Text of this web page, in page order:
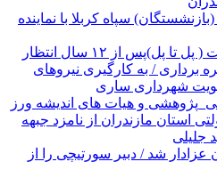
سپاه کربلا با نماینده
پروژه سیدالشهدای خدمت ( پل تا پل)پس از ۱۲ سال انتظار
برداری / به کارگیری نیروهای
شهرداری ساری
و هیات های اندیشه ورز
استان مازندران از نامزد جبهه
جلیلی
شد / دبیر سورتیچی را از